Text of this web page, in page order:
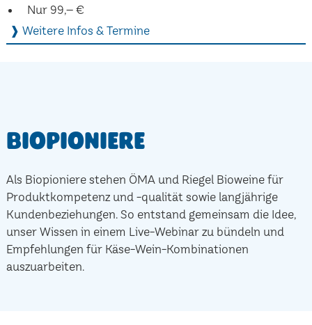
Nur 99,– €
❱ Weitere Infos & Termine
Biopioniere
Als Biopioniere stehen ÖMA und Riegel Bioweine für
Produktkompetenz und -qualität sowie langjährige
Kundenbeziehungen. So entstand gemeinsam die Idee,
unser Wissen in einem Live-Webinar zu bündeln und
Empfehlungen für Käse-Wein-Kombinationen
auszuarbeiten.